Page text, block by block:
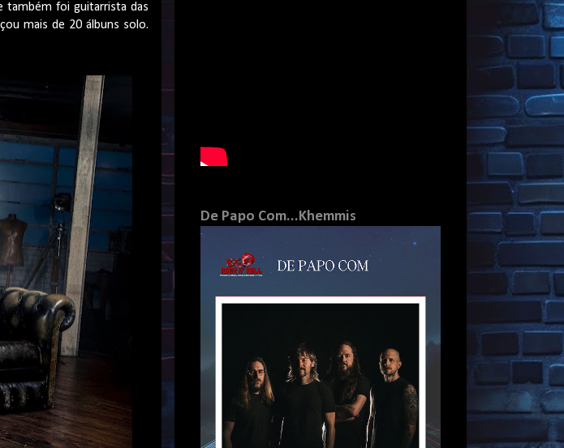
também foi guitarrista das
mais de 20 álbuns solo.
De Papo Com...Khemmis